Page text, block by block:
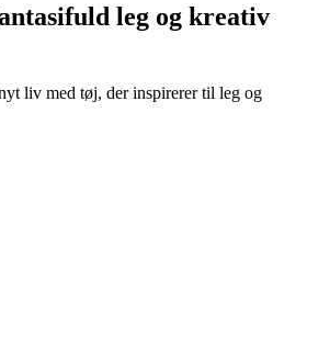
leg og kreativ
liv med tøj, der inspirerer til leg og